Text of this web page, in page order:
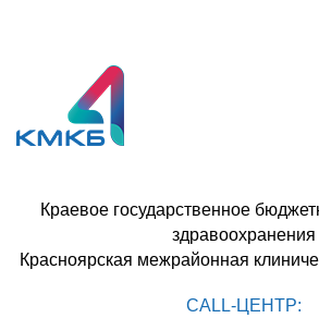
CALL-ЦЕНТР:
Краевое государственное
здравоохранения
Красноярская межрайонная